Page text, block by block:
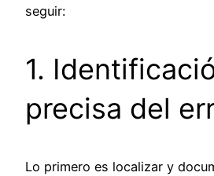
seguir:
1.
precisa del
Lo primero es localizar y